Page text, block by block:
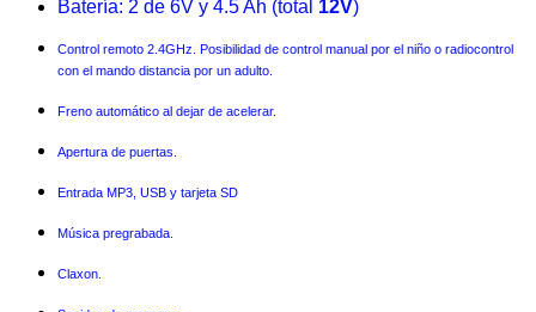
Batería: 2 de 6V y 4.5 Ah (total 12V)
Control remoto 2.4GHz. Posibilidad de control manual por el niño o radiocontrol
con el mando distancia por un adulto.
Freno automático al dejar de acelerar.
Apertura de puertas.
Entrada MP3, USB y tarjeta SD
Música pregrabada.
Claxon.